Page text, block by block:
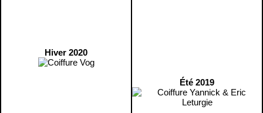
Hiver 2020
Été 2019